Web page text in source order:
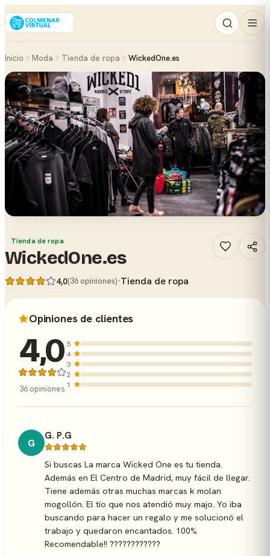
Inicio Moda Tienda de ropa WickedOne.es
Tienda de ropa
WickedOne.es
4,0(36 opiniones)·Tienda de ropa
Opiniones de clientes
4,0
36 opiniones
5
4
3
2
1
G
G. P.G
Si buscas La marca Wicked One es tu tienda.
Además en El Centro de Madrid, muy fácil de llegar.
Tiene además otras muchas marcas k molan
mogollón. El tío que nos atendió muy majo. Yo iba
buscando para hacer un regalo y me solucionó el
trabajo y quedaron encantados. 100%
Recomendable!! ????????????